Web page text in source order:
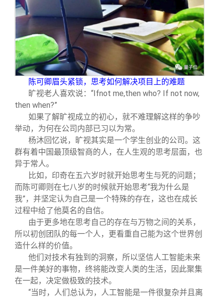
陈可卿眉头紧锁，思考如何解决项目上的难题
旷视老人喜欢说：“Ifnot me,then who? If not now,
then when?”
如果了解旷视成立的初心，就不难理解这样的争吵
举动，为何在公司内部已习以为常。
杨沐回忆说，旷视其实是一个学生创业的公司。这
群有着中国最顶级智商的人，在人生观的思考层面，也
异于常人。
比如，印奇在五六岁时就开始思考生与死的问题；
而陈可卿则在七八岁的时候就开始思考“我为什么是
我”，并坚定认为自己是一个特殊的存在，这也在成长
过程中给了他莫名的自信。
由于更多地在思考自己的存在与万物之间的关系，
所以初创团队的每一个人，更看重自己能为这个世界创
造什么样的价值。
他们对技术有独到的洞察，所以坚信人工智能未来
是一件美好的事物，终将能改变人类的生活，因此聚集
在一起，决定做极致的技术。
“当时，人们总认为，人工智能是一件很复杂并且离